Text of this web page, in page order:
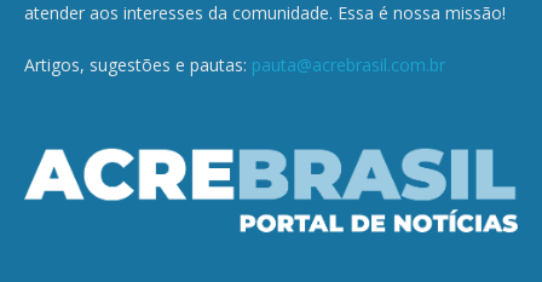
atender aos interesses da comunidade. Essa é nossa missão!
Artigos, sugestões e pautas: pauta@acrebrasil.com.br